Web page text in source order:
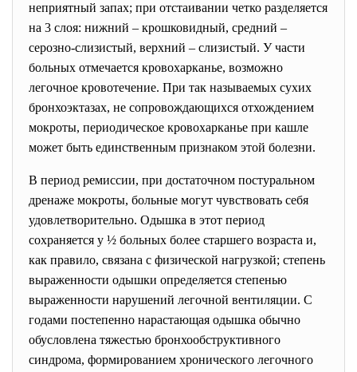
неприятный запах; при отстаивании четко разделяется
на 3 слоя: нижний – крошковидный, средний –
серозно-слизистый, верхний – слизистый. У части
больных отмечается кровохарканье, возможно
легочное кровотечение. При так называемых сухих
бронхоэктазах, не сопровождающихся отхождением
мокроты, периодическое кровохарканье при кашле
может быть единственным признаком этой болезни.
В период ремиссии, при достаточном постуральном
дренаже мокроты, больные могут чувствовать себя
удовлетворительно. Одышка в этот период
сохраняется у ½ больных более старшего возраста и,
как правило, связана с физической нагрузкой; степень
выраженности одышки определяется степенью
выраженности нарушений легочной вентиляции. С
годами постепенно нарастающая одышка обычно
обусловлена тяжестью бронхообструктивного
синдрома, формированием хронического легочного